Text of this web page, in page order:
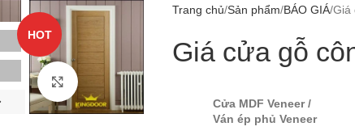
HOT
Click to enlarge
Trang chủ Sản phẩm BÁO GIÁ Giá
Giá cửa gỗ
Cửa MDF Veneer /
Ván ép phủ Veneer